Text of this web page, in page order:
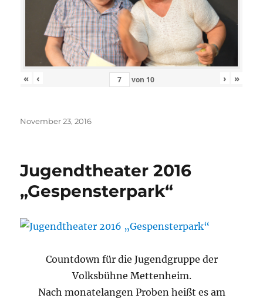
« ‹ von 10 › »
Veröffentlicht
November 23, 2016
Jugendtheater 2016
„Gespensterpark“
Countdown für die Jugendgruppe der
Volksbühne Mettenheim.
Nach monatelangen Proben heißt es am